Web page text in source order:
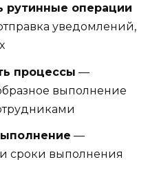
рутинные операции
уведомлений,
процессы —
выполнение
—
сроки выполнения